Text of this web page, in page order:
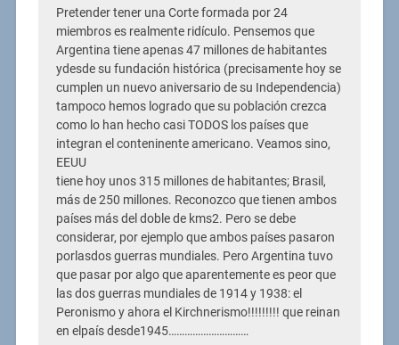
Pretender tener una Corte formada por 24
miembros es realmente ridículo. Pensemos que
Argentina tiene apenas 47 millones de habitantes
ydesde su fundación histórica (precisamente hoy se
cumplen un nuevo aniversario de su Independencia)
tampoco hemos logrado que su población crezca
como lo han hecho casi TODOS los países que
integran el conteninente americano. Veamos sino,
EEUU
tiene hoy unos 315 millones de habitantes; Brasil,
más de 250 millones. Reconozco que tienen ambos
países más del doble de kms2. Pero se debe
considerar, por ejemplo que ambos países pasaron
porlasdos guerras mundiales. Pero Argentina tuvo
que pasar por algo que aparentemente es peor que
las dos guerras mundiales de 1914 y 1938: el
Peronismo y ahora el Kirchnerismo!!!!!!!!! que reinan
en elpaís desde1945…………………………